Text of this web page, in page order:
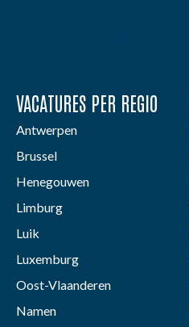
VACATURES PER REGIO
Antwerpen
Brussel
Henegouwen
Limburg
Luik
Luxemburg
Oost-Vlaanderen
Namen